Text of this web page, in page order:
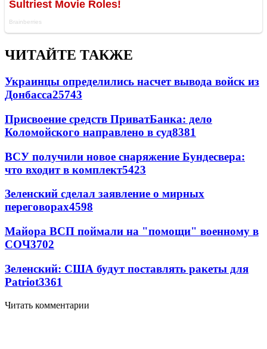
ЧИТАЙТЕ ТАКЖЕ
Украинцы определились насчет вывода войск из
Донбасса25743
Присвоение средств ПриватБанка: дело
Коломойского направлено в суд8381
ВСУ получили новое снаряжение Бундесвера:
что входит в комплект5423
Зеленский сделал заявление о мирных
переговорах4598
Майора ВСП поймали на "помощи" военному в
СОЧ3702
Зеленский: США будут поставлять ракеты для
Patriot3361
Читать комментарии